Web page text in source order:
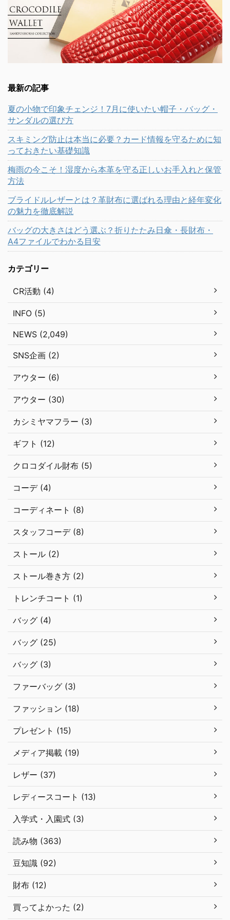
最新の記事
夏の小物で印象チェンジ！7月に使いたい帽子・バッグ・
サンダルの選び方
スキミング防止は本当に必要？カード情報を守るために知
っておきたい基礎知識
梅雨の今こそ！湿度から本革を守る正しいお手入れと保管
方法
ブライドルレザーとは？革財布に選ばれる理由と経年変化
の魅力を徹底解説
バッグの大きさはどう選ぶ？折りたたみ日傘・長財布・
A4ファイルでわかる目安
カテゴリー
CR活動 (4)
INFO (5)
NEWS (2,049)
SNS企画 (2)
アウター (6)
アウター (30)
カシミヤマフラー (3)
ギフト (12)
クロコダイル財布 (5)
コーデ (4)
コーディネート (8)
スタッフコーデ (8)
ストール (2)
ストール巻き方 (2)
トレンチコート (1)
バッグ (4)
バッグ (25)
バッグ (3)
ファーバッグ (3)
ファッション (18)
プレゼント (15)
メディア掲載 (19)
レザー (37)
レディースコート (13)
入学式・入園式 (3)
読み物 (363)
豆知識 (92)
財布 (12)
買ってよかった (2)